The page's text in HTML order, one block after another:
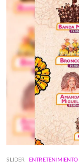
SLIDER ENTRETENIMIENTO